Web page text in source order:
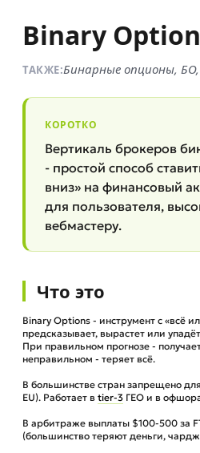
Binary
ТАКЖЕ:Бинарные опционы,
КОРОТКО
Вертикаль брокеров
- простой способ
вниз» на финансовый
для пользователя,
вебмастеру.
Что это
Binary Options - инструмент с «всё
предсказывает, вырастет или
При правильном прогнозе -
неправильном - теряет всё.
В большинстве стран запрещено
EU). Работает в tier-3 ГЕО и в
В арбитраже выплаты $100-500 за
(большинство теряют деньги,